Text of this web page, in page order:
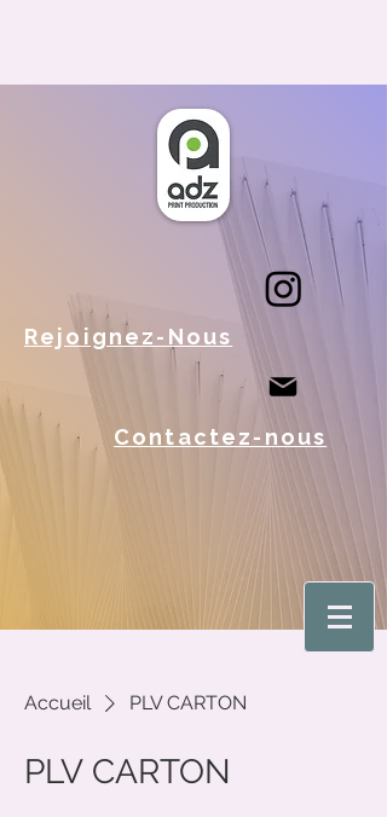
Rejoignez-Nous
Contactez-nous
Accueil PLV CARTON
PLV CARTON